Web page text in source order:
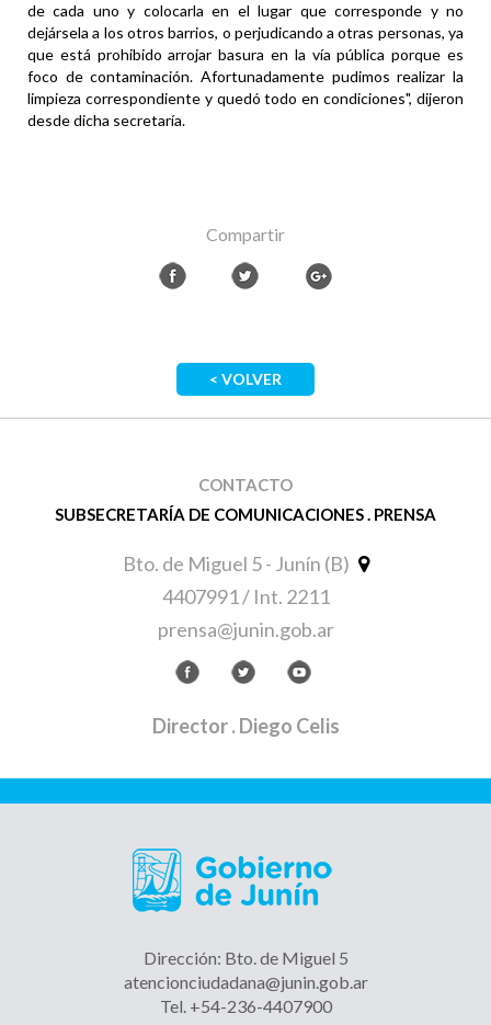
de cada uno y colocarla en el lugar que corresponde y no
dejársela a los otros barrios, o perjudicando a otras personas, ya
que está prohibido arrojar basura en la vía pública porque es
foco de contaminación. Afortunadamente pudimos realizar la
limpieza correspondiente y quedó todo en condiciones", dijeron
desde dicha secretaría.
Compartir
< VOLVER
CONTACTO
SUBSECRETARÍA DE COMUNICACIONES . PRENSA
Bto. de Miguel 5 - Junín (B)
4407991 / Int. 2211
prensa@junin.gob.ar
Director. Diego Celis
Dirección: Bto. de Miguel 5
atencionciudadana@junin.gob.ar
Tel. +54-236-4407900